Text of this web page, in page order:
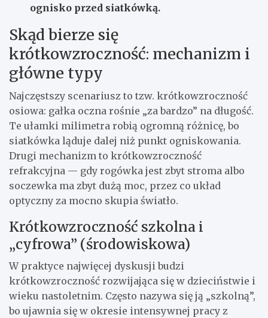
ognisko przed siatkówką.
Skąd bierze się
krótkowzroczność: mechanizm i
główne typy
Najczęstszy scenariusz to tzw. krótkowzroczność
osiowa: gałka oczna rośnie „za bardzo” na długość.
Te ułamki milimetra robią ogromną różnicę, bo
siatkówka ląduje dalej niż punkt ogniskowania.
Drugi mechanizm to krótkowzroczność
refrakcyjna — gdy rogówka jest zbyt stroma albo
soczewka ma zbyt dużą moc, przez co układ
optyczny za mocno skupia światło.
Krótkowzroczność szkolna i
„cyfrowa” (środowiskowa)
W praktyce najwięcej dyskusji budzi
krótkowzroczność rozwijająca się w dzieciństwie i
wieku nastoletnim. Często nazywa się ją „szkolną”,
bo ujawnia się w okresie intensywnej pracy z